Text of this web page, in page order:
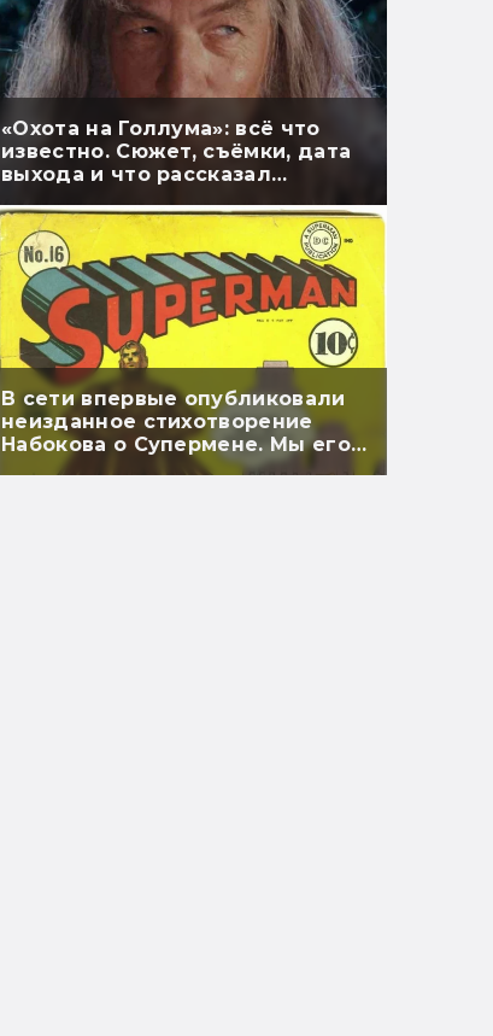
«Охота на Голлума»: всё что
известно. Сюжет, съёмки, дата
выхода и что рассказал
В сети впервые опубликовали
неизданное стихотворение
Набокова о Супермене. Мы его
перевели